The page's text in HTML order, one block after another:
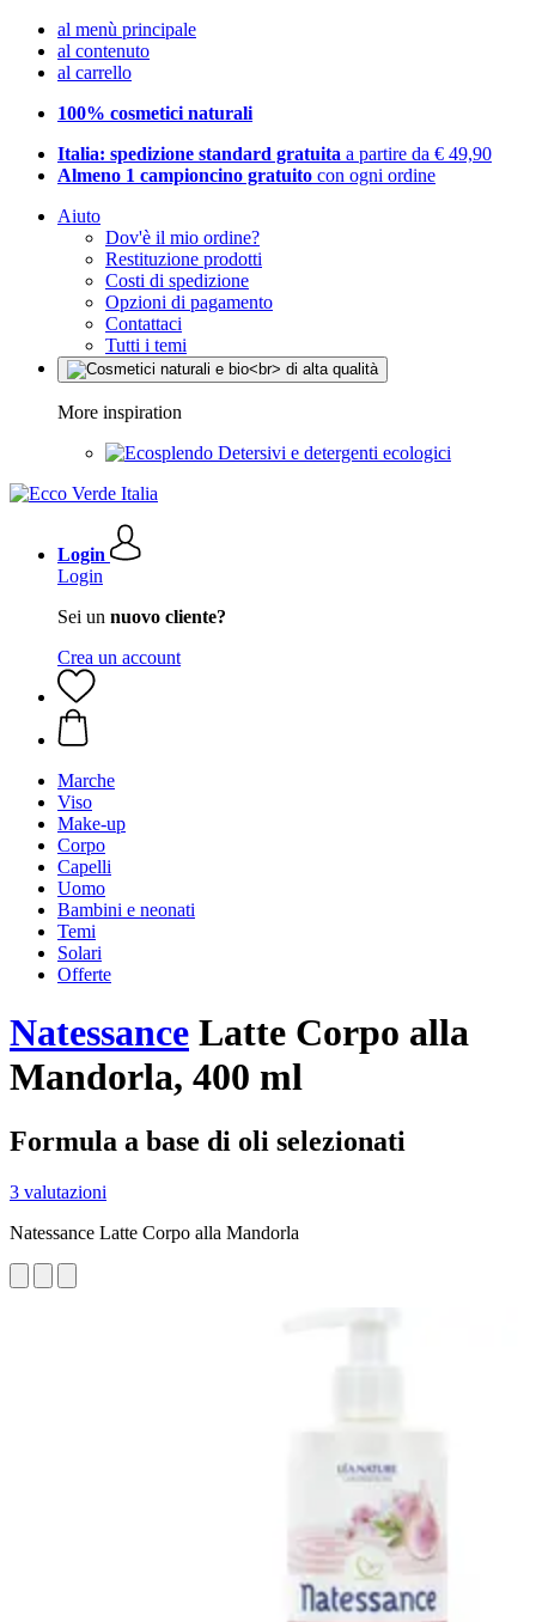
al menù principale
al contenuto
al carrello
100% cosmetici naturali
Italia: spedizione standard gratuita a partire da € 49,90
Almeno 1 campioncino gratuito con ogni ordine
Aiuto
Dov'è il mio ordine?
Restituzione prodotti
Costi di spedizione
Opzioni di pagamento
Contattaci
Tutti i temi
More inspiration
Detersivi e detergenti ecologici
Login
Login
Sei un nuovo cliente?
Crea un account
Marche
Viso
Make-up
Corpo
Capelli
Uomo
Bambini e neonati
Temi
Solari
Offerte
Natessance Latte Corpo alla
Mandorla, 400 ml
Formula a base di oli selezionati
3 valutazioni
Natessance Latte Corpo alla Mandorla